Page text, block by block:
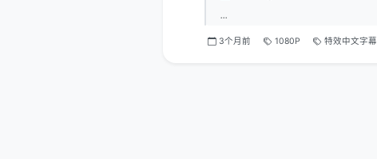
...
3个月前 1080P 特效中文字幕